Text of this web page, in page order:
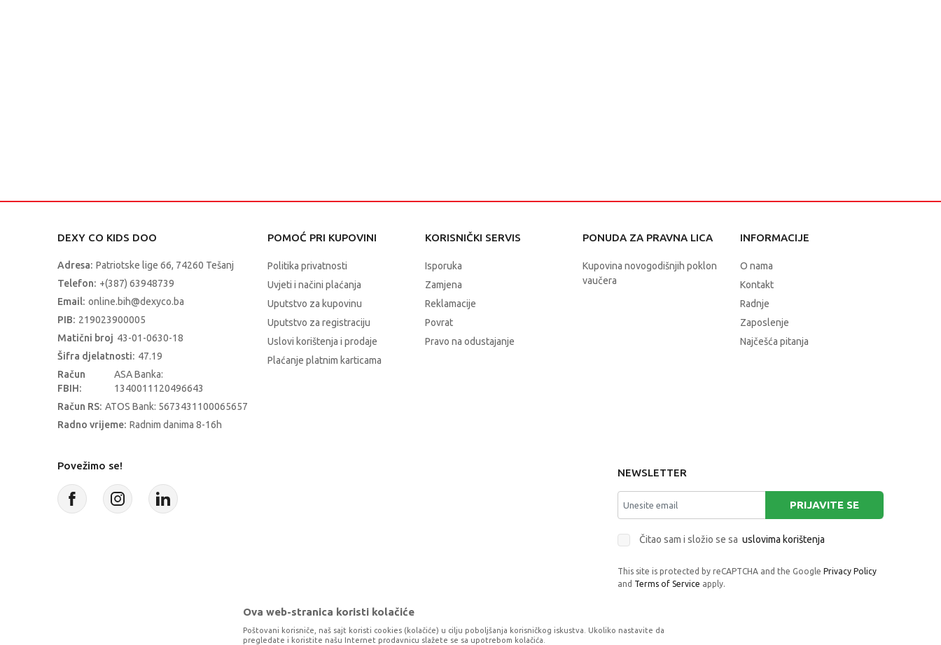
DEXY CO KIDS DOO
Adresa: Patriotske lige 66, 74260 Tešanj
Telefon: +(387) 63948739
Email: online.bih@dexyco.ba
PIB: 219023900005
Matični broj 43-01-0630-18
Šifra djelatnosti: 47.19
Račun
FBIH:
ASA Banka:
1340011120496643
Račun RS: ATOS Bank: 5673431100065657
Radno vrijeme: Radnim danima 8-16h
POMOĆ PRI KUPOVINI
Politika privatnosti
Uvjeti i načini plaćanja
Uputstvo za kupovinu
Uputstvo za registraciju
Uslovi korištenja i prodaje
Plaćanje platnim karticama
KORISNIČKI SERVIS
Isporuka
Zamjena
Reklamacije
Povrat
Pravo na odustajanje
PONUDA ZA PRAVNA LICA
Kupovina novogodišnjih poklon
vaučera
INFORMACIJE
O nama
Kontakt
Radnje
Zaposlenje
Najčešća pitanja
Povežimo se!
NEWSLETTER
PRIJAVITE SE
Čitao sam i složio se sa uslovima korištenja
This site is protected by reCAPTCHA and the Google Privacy Policy
and Terms of Service apply.
Ova web-stranica koristi kolačiće
Poštovani korisniče, naš sajt koristi cookies (kolačiće) u cilju poboljšanja korisničkog iskustva. Ukoliko nastavite da
pregledate i koristite našu Internet prodavnicu slažete se sa upotrebom kolačića.